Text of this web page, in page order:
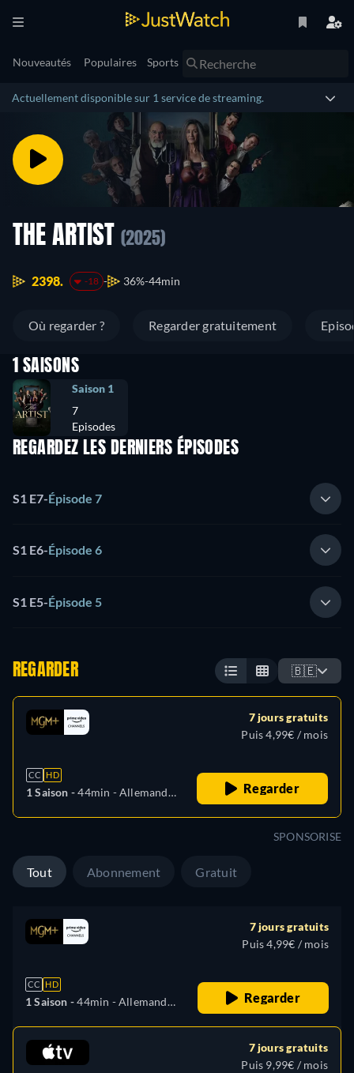
Nouveautés Populaires Sports
Actuellement disponible sur 1 service de streaming.
THE ARTIST (2025)
2398. -18 36% 44min
Où regarder ? Regarder gratuitement
1 SAISONS
Saison 1
7
Episodes
REGARDEZ LES DERNIERS ÉPISODES
S1 E7-Épisode 7
S1 E6-Épisode 6
S1 E5-Épisode 5
REGARDER 🇧🇪
CC HD
1 Saison -44min - Allemand,
7 jours gratuits
Puis 4,99€ / mois
Regarder
SPONSORISE
Tout Abonnement Gratuit
CC HD
1 Saison -44min - Allemand,
Portugais
7 jours gratuits
Puis 4,99€ / mois
Regarder
7 jours gratuits
Puis 9,99€ / mois